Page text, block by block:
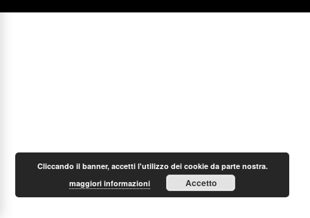
Cliccando il banner, accetti l'utilizzo dei cookie da parte nostra.
maggiori informazioni
Accetto